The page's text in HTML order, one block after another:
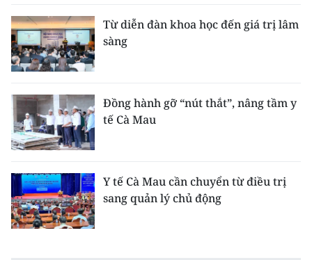
Từ diễn đàn khoa học đến giá trị lâm
sàng
Đồng hành gỡ “nút thắt”, nâng tầm y
tế Cà Mau
Y tế Cà Mau cần chuyển từ điều trị
sang quản lý chủ động